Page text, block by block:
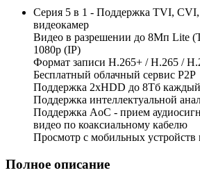
Серия 5 в 1 - Поддержка TVI,
видеокамер
Видео в разрешении до 8Мп Lite
1080p (IP)
Формат записи H.265+ / H.265 /
Бесплатный облачный сервис Р2Р
Поддержка 2xHDD до 8Тб каждый
Поддержка интеллектуальной
Поддержка AoC - прием
видео по коаксиальному кабелю
Просмотр с мобильных
Полное описание